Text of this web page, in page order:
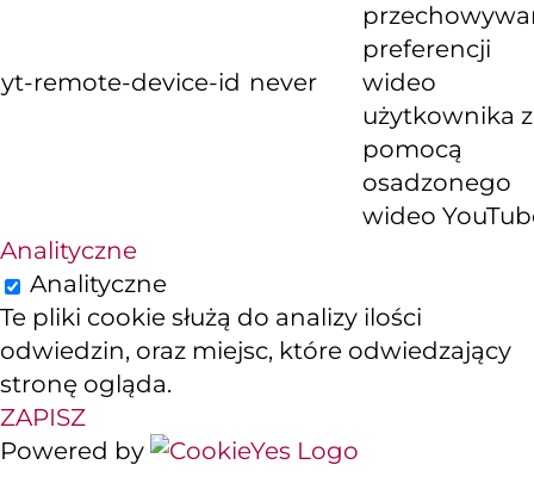
yt-remote-device-id never
preferencji
wideo
użytkownika
pomocą
osadzonego
wideo
Analityczne
Analityczne
Te pliki cookie służą do analizy ilości
odwiedzin, oraz miejsc, które odwiedzający
stronę ogląda.
ZAPISZ
Powered by